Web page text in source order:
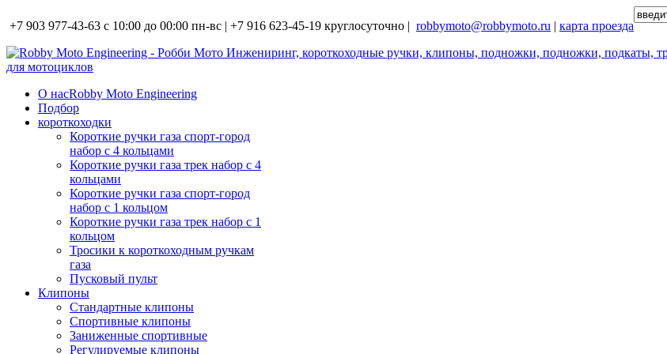
+7 903 977-43-63 с 10:00 до 00:00 пн-вс | +7 916 623-45-19 круглосуточно | robbymoto@robbymoto.ru | карта проезда
О насRobby Moto Engineering
Подбор
короткоходки
Короткие ручки газа спорт-город
набор с 4 кольцами
Короткие ручки газа трек набор с 4
кольцами
Короткие ручки газа спорт-город
набор с 1 кольцом
Короткие ручки газа трек набор с 1
кольцом
Тросики к короткоходным ручкам
газа
Пусковый пульт
Клипоны
Стандартные клипоны
Спортивные клипоны
Заниженные спортивные
Регулируемые клипоны